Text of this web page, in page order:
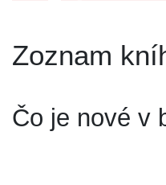
Zoznam
Čo je nové v